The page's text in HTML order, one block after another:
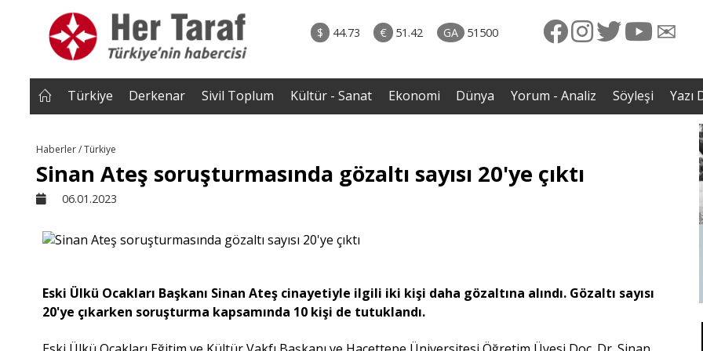
$ 44.73 € 51.42 GA 51500
• Türkiye, Pakistan ve Suudi Arabistan imzayı attı!
Mekke Anlaşması yürürlüğe girdi
• Gannuşi'nin serbest bırakılması için çağrı
Türkiye Derkenar Sivil Toplum Kültür - Sanat Ekonomi Dünya Yorum - Analiz Söyleşi Yazı
Haberler / Türkiye
Sinan Ateş soruşturmasında gözaltı sayısı 20'ye çıktı
06.01.2023
Eski Ülkü Ocakları Başkanı Sinan Ateş cinayetiyle ilgili iki kişi daha gözaltına alındı. Gözaltı sayısı
20'ye çıkarken soruşturma kapsamında 10 kişi de tutuklandı.